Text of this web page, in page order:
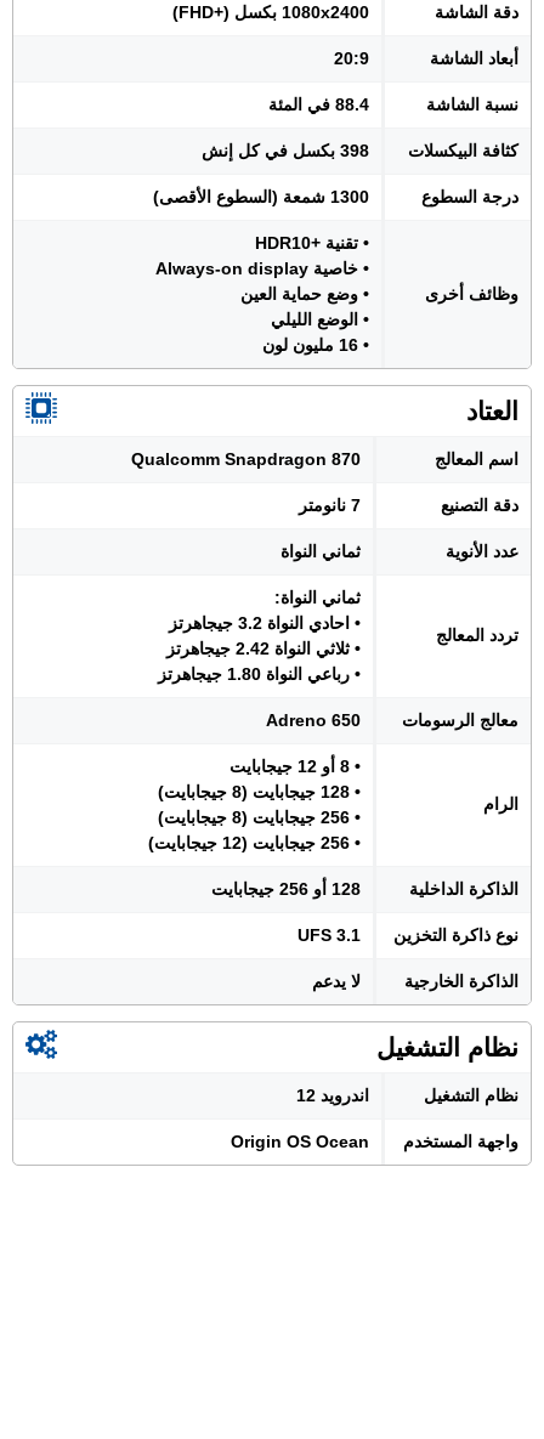
دقة الشاشة 1080x2400 بكسل (+FHD)
أبعاد الشاشة 20:9
نسبة الشاشة 88.4 في المئة
كثافة البيكسلات 398 بكسل في كل إنش
درجة السطوع 1300 شمعة (السطوع الأقصى)
وظائف أخرى
• تقنية +HDR10
• خاصية Always-on display
• وضع حماية العين
• الوضع الليلي
• 16 مليون لون
العتاد
اسم المعالج Qualcomm Snapdragon 870
دقة التصنيع 7 نانومتر
عدد الأنوية ثماني النواة
تردد المعالج
ثماني النواة:
• احادي النواة 3.2 جيجاهرتز
• ثلاثي النواة 2.42 جيجاهرتز
• رباعي النواة 1.80 جيجاهرتز
معالج الرسومات Adreno 650
الرام
• 8 أو 12 جيجابايت
• 128 جيجابايت (8 جيجابايت)
• 256 جيجابايت (8 جيجابايت)
• 256 جيجابايت (12 جيجابايت)
الذاكرة الداخلية 128 أو 256 جيجابايت
نوع ذاكرة التخزين UFS 3.1
الذاكرة الخارجية لا يدعم
نظام التشغيل
نظام التشغيل اندرويد 12
واجهة المستخدم Origin OS Ocean